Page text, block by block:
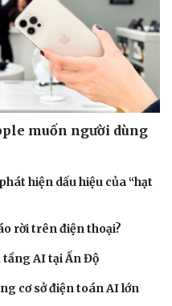
muốn người dùng
hiện dấu hiệu của “hạt
rời trên điện thoại?
AI tại Ấn Độ
cơ sở điện toán AI lớn